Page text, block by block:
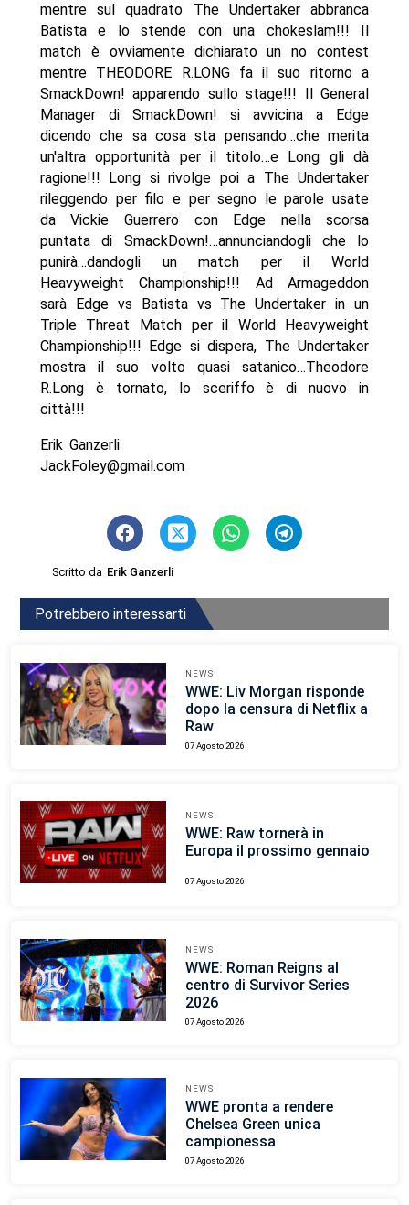
mentre sul quadrato The Undertaker abbranca
Batista e lo stende con una chokeslam!!! Il
match è ovviamente dichiarato un no contest
mentre THEODORE R.LONG fa il suo ritorno a
SmackDown! apparendo sullo stage!!! Il General
Manager di SmackDown! si avvicina a Edge
dicendo che sa cosa sta pensando…che merita
un'altra opportunità per il titolo…e Long gli dà
ragione!!! Long si rivolge poi a The Undertaker
rileggendo per filo e per segno le parole usate
da Vickie Guerrero con Edge nella scorsa
puntata di SmackDown!…annunciandogli che lo
punirà…dandogli un match per il World
Heavyweight Championship!!! Ad Armageddon
sarà Edge vs Batista vs The Undertaker in un
Triple Threat Match per il World Heavyweight
Championship!!! Edge si dispera, The Undertaker
mostra il suo volto quasi satanico…Theodore
R.Long è tornato, lo sceriffo è di nuovo in
città!!!
Erik Ganzerli
JackFoley@gmail.com
Scritto da Erik Ganzerli
Potrebbero interessarti
NEWS
WWE: Liv Morgan risponde
dopo la censura di Netflix a
Raw
07 Agosto 2026
NEWS
WWE: Raw tornerà in
Europa il prossimo gennaio
07 Agosto 2026
NEWS
WWE: Roman Reigns al
centro di Survivor Series
2026
07 Agosto 2026
NEWS
WWE pronta a rendere
Chelsea Green unica
campionessa
07 Agosto 2026